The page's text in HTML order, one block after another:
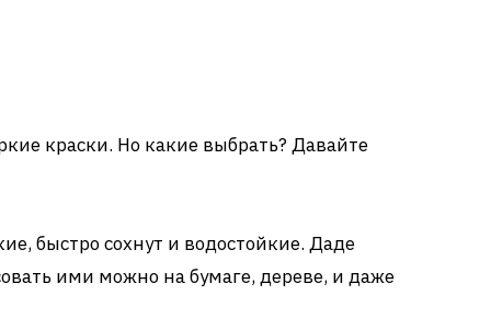
краски. Но какие выбрать? Давайте
быстро сохнут и водостойкие. Даде
ими можно на бумаге, дереве, и даже